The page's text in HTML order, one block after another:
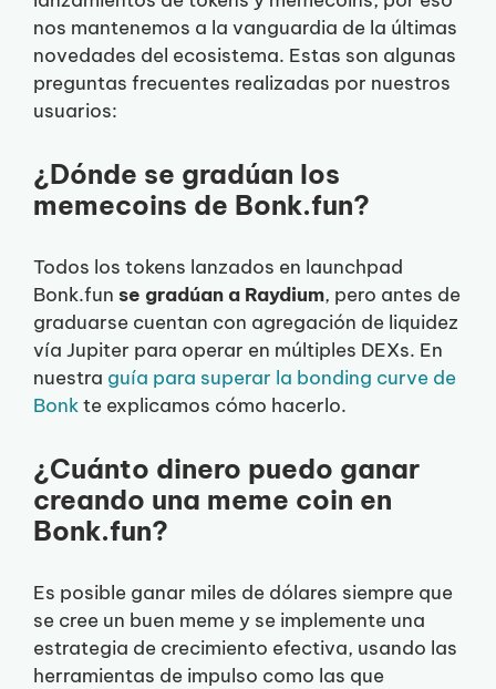
nos mantenemos a la vanguardia de la últimas
novedades del ecosistema. Estas son algunas
preguntas frecuentes realizadas por nuestros
usuarios:
¿Dónde se gradúan los
memecoins de Bonk.fun?
Todos los tokens lanzados en launchpad
Bonk.fun se gradúan a Raydium, pero antes de
graduarse cuentan con agregación de liquidez
vía Jupiter para operar en múltiples DEXs. En
nuestra guía para superar la bonding curve de
Bonkte explicamos cómo hacerlo.
¿Cuánto dinero puedo ganar
creando una meme coin en
Bonk.fun?
Es posible ganar miles de dólares siempre que
se cree un buen meme y se implemente una
estrategia de crecimiento efectiva, usando las
herramientas de impulso como las que